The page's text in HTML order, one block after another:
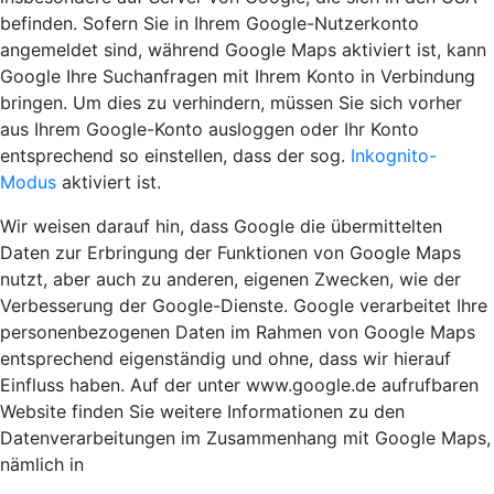
befinden. Sofern Sie in Ihrem Google-Nutzerkonto
angemeldet sind, während Google Maps aktiviert ist, kann
Google Ihre Suchanfragen mit Ihrem Konto in Verbindung
bringen. Um dies zu verhindern, müssen Sie sich vorher
aus Ihrem Google-Konto ausloggen oder Ihr Konto
entsprechend so einstellen, dass der sog. Inkognito-
Modus aktiviert ist.
Wir weisen darauf hin, dass Google die übermittelten
Daten zur Erbringung der Funktionen von Google Maps
nutzt, aber auch zu anderen, eigenen Zwecken, wie der
Verbesserung der Google-Dienste. Google verarbeitet Ihre
personenbezogenen Daten im Rahmen von Google Maps
entsprechend eigenständig und ohne, dass wir hierauf
Einfluss haben. Auf der unter www.google.de aufrufbaren
Website finden Sie weitere Informationen zu den
Datenverarbeitungen im Zusammenhang mit Google Maps,
nämlich in